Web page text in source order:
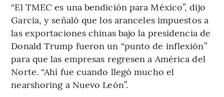
“El TMEC es una bendición para México”, dijo
García, y señaló que los aranceles impuestos a
las exportaciones chinas bajo la presidencia de
Donald Trump fueron un “punto de inflexión”
para que las empresas regresen a América del
Norte. “Ahí fue cuando llegó mucho el
nearshoring a Nuevo León”.